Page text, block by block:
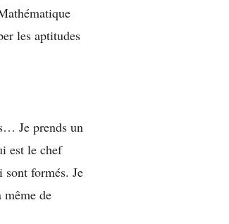
les aptitudes
Je prends un
est le chef
sont formés. Je
même de